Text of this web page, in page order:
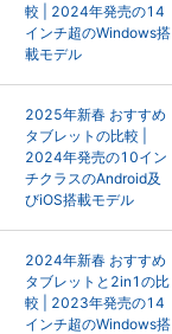
較 | 2024年発売の14
インチ超のWindows搭
載モデル
2025年新春 おすすめ
タブレットの比較 |
2024年発売の10イン
チクラスのAndroid及
びiOS搭載モデル
2024年新春 おすすめ
タブレットと2in1の比
較 | 2023年発売の14
インチ超のWindows搭